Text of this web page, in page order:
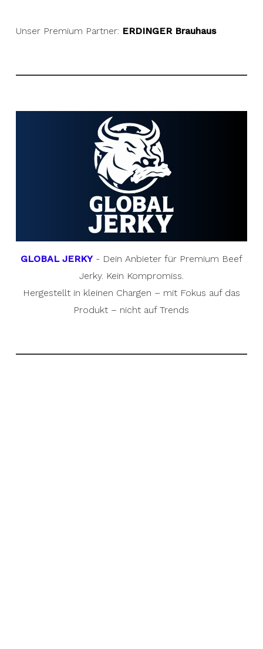
Unser Premium Partner: ERDINGER Brauhaus
GLOBAL JERKY- Dein Anbieter für Premium Beef
Jerky. Kein Kompromiss.
Hergestellt in kleinen Chargen – mit Fokus auf das
Produkt – nicht auf Trends